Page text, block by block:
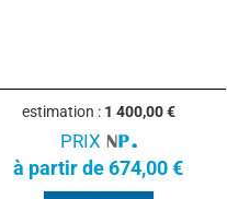
estimation : 1 400,00 €
PRIX
à partir de 674,00 €